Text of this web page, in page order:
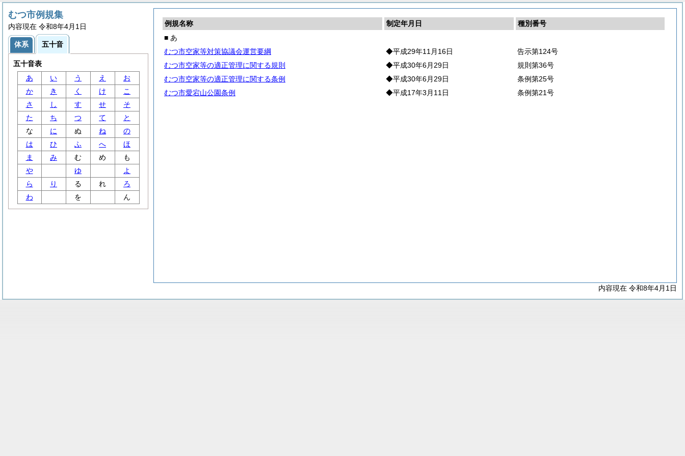
例規名称 制定年月日
種別番号
■ あ
むつ市空家等対策協議会運営要綱
◆平成29年11月16日
告示第124号
むつ市空家等の適正管理に関する規則
◆平成30年6月29日
規則第36号
むつ市空家等の適正管理に関する条例
◆平成30年6月29日
条例第25号
むつ市愛宕山公園条例
◆平成17年3月11日 条例第21号
内容現在 令和8年4月1日
むつ市例規集
内容現在 令和8年4月1日
体系 五十音
五十音表
あ
い う え
お
か
き く け
こ
さ
し す せ
そ
た
ち つ て
と
な
に ぬ ね
の
は
ひ ふ へ
ほ
ま
み む め
も
や
ゆ
よ
ら
り る れ
ろ
わ
を ん